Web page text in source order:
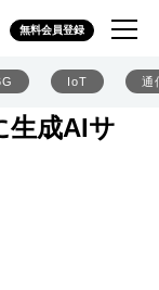
無料会員登録
IoT 通
生成AIサ